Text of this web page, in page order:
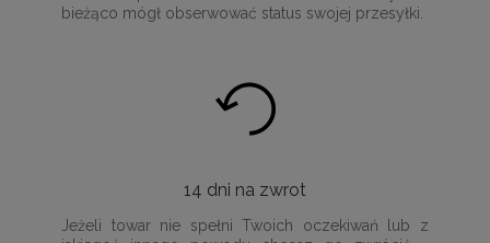
bieżąco mógł obserwować status swojej przesyłki.
14 dni na zwrot
Jeżeli towar nie spełni Twoich oczekiwań lub z